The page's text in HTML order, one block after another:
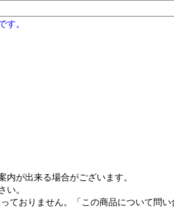
す。
が出来る場合がございます。
い。
ておりません。「この商品について問